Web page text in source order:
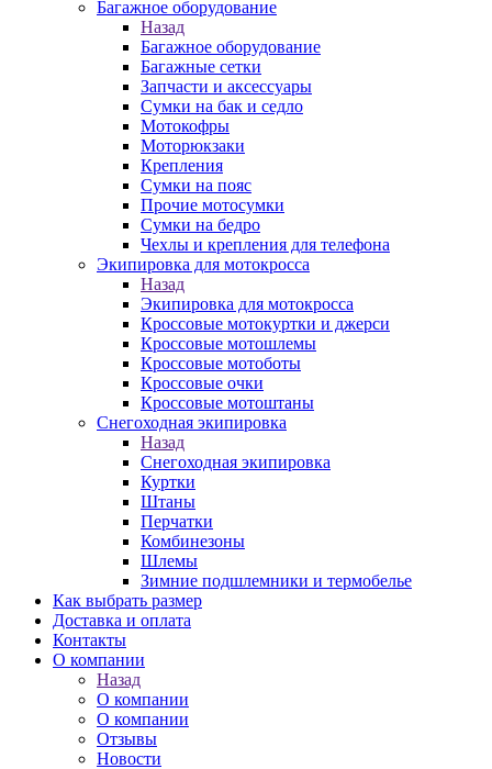
Багажное оборудование
Назад
Багажное оборудование
Багажные сетки
Запчасти и аксессуары
Сумки на бак и седло
Мотокофры
Моторюкзаки
Крепления
Сумки на пояс
Прочие мотосумки
Сумки на бедро
Чехлы и крепления для телефона
Экипировка для мотокросса
Назад
Экипировка для мотокросса
Кроссовые мотокуртки и джерси
Кроссовые мотошлемы
Кроссовые мотоботы
Кроссовые очки
Кроссовые мотоштаны
Снегоходная экипировка
Назад
Снегоходная экипировка
Куртки
Штаны
Перчатки
Комбинезоны
Шлемы
Зимние подшлемники и термобелье
Как выбрать размер
Доставка и оплата
Контакты
О компании
Назад
О компании
О компании
Отзывы
Новости